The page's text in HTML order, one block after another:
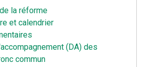
la réforme
et calendrier
(DA) des
commun